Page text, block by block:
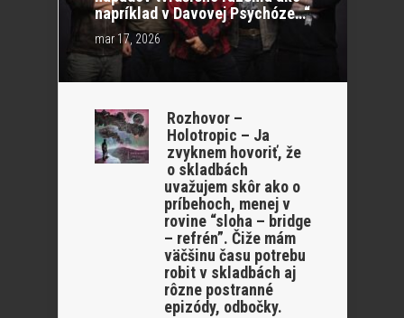
napríklad v Davovej Psychóze…“
mar 17, 2026
Rozhovor –
Holotropic – Ja
zvyknem hovoriť, že
o skladbách
uvažujem skôr ako o
príbehoch, menej v
rovine “sloha – bridge
– refrén”. Čiže mám
väčšinu času potrebu
robit v skladbách aj
rôzne postranné
epizódy, odbočky.